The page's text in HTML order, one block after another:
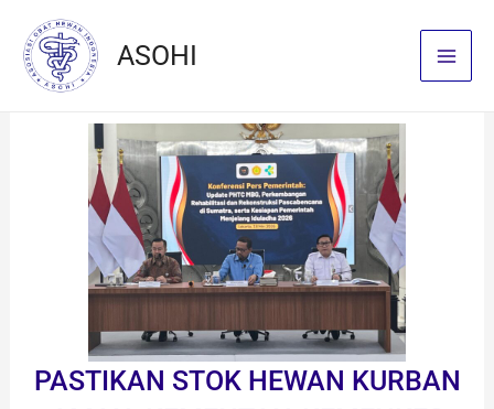
content
ASOHI
PASTIKAN STOK HEWAN KURBAN